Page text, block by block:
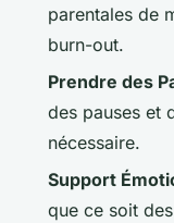
parentales de
burn-out.
Prendre des
des pauses et
nécessaire.
Support
que ce soit